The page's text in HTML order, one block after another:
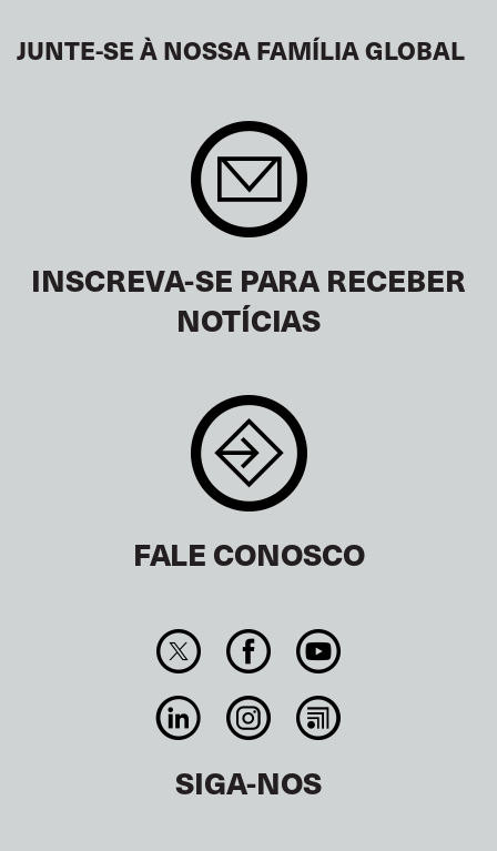
JUNTE-SE À NOSSA FAMÍLIA GLOBAL
INSCREVA-SE PARA RECEBER
NOTÍCIAS
FALE CONOSCO
SIGA-NOS